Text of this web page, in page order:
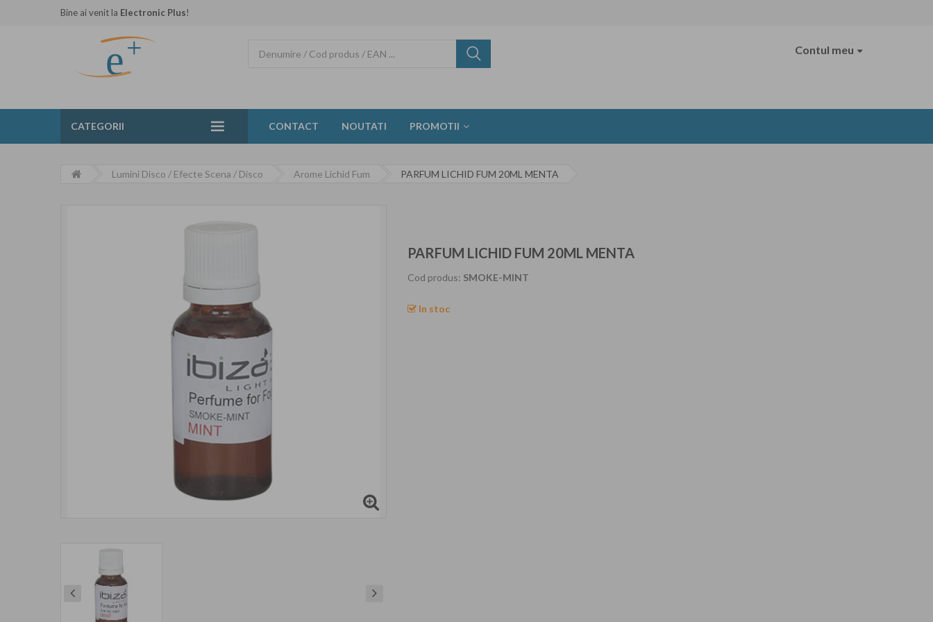
Bine ai venit la Electronic Plus!
Contul meu
CATEGORII CONTACT NOUTATI PROMOTII
Lumini Disco / Efecte Scena / Disco Arome Lichid Fum PARFUM LICHID FUM 20ML MENTA
PARFUM LICHID FUM 20ML MENTA
Cod produs: SMOKE-MINT
In stoc